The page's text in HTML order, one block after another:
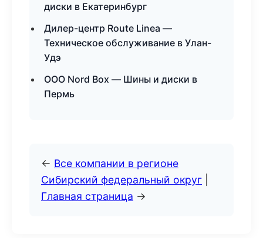
диски в Екатеринбург
Дилер-центр Route Linea —
Техническое обслуживание в Улан-
Удэ
ООО Nord Box — Шины и диски в
Пермь
← Все компании в регионе
Сибирский федеральный округ
Главная страница →